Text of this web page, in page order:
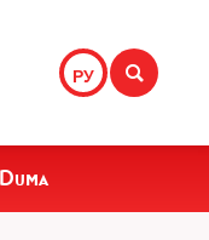
РУ
Duma